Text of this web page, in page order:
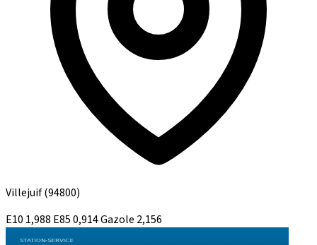
Villejuif(94800)
E10 1,988 E850,914Gazole 2,156